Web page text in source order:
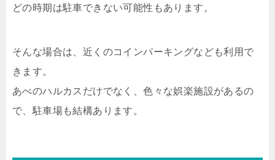
どの時期は駐車できない可能性もあります。
そんな場合は、近くのコインパーキングなども利用で
きます。
あべのハルカスだけでなく、色々な娯楽施設があるの
で、駐車場も結構あります。